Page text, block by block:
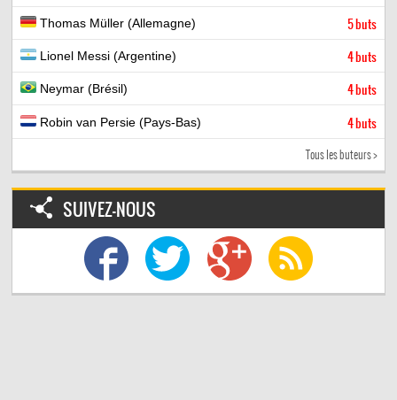
Thomas Müller (Allemagne) 5 buts
Lionel Messi (Argentine) 4 buts
Neymar (Brésil) 4 buts
Robin van Persie (Pays-Bas) 4 buts
Tous les buteurs >
SUIVEZ-NOUS